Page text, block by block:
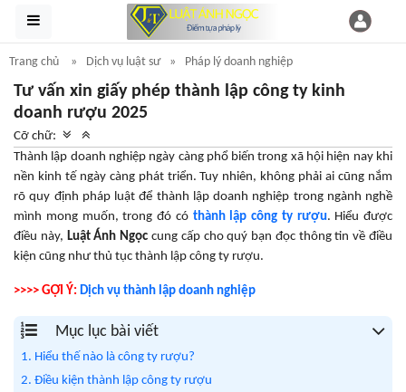
Trang chủ Dịch vụ luật sư Pháp lý doanh nghiệp
Tư vấn xin giấy phép thành lập công ty kinh
doanh rượu 2025
Cỡ chữ:
Thành lập doanh nghiệpngày càng phổ biến trong xã hội hiện nay khi
nền kinh tế ngày càng phát triển. Tuy nhiên, không phải ai cũng nắm
rõ quy định pháp luật để thành lập doanh nghiệp trong ngành nghề
mình mong muốn, trong đó có thành lập công ty rượu. Hiểu được
điều này, Luật Ánh Ngọc cung cấp cho quý bạn đọc thông tin về điều
kiện cũng như thủ tục thành lập công ty rượu.
>>>> GỢI Ý: Dịch vụ thành lập doanh nghiệp
Mục lục bài viết
1. Hiểu thế nào là công ty rượu?
2. Điều kiện thành lập công ty rượu